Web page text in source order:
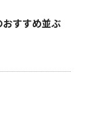
すすめ並ぶ